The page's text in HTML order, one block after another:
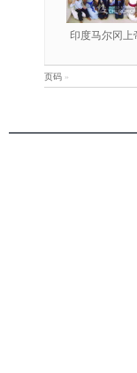
印度马尔冈上
页码 »